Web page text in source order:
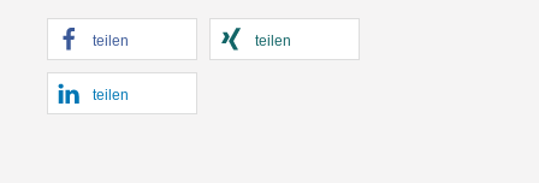
teilen teilen
teilen